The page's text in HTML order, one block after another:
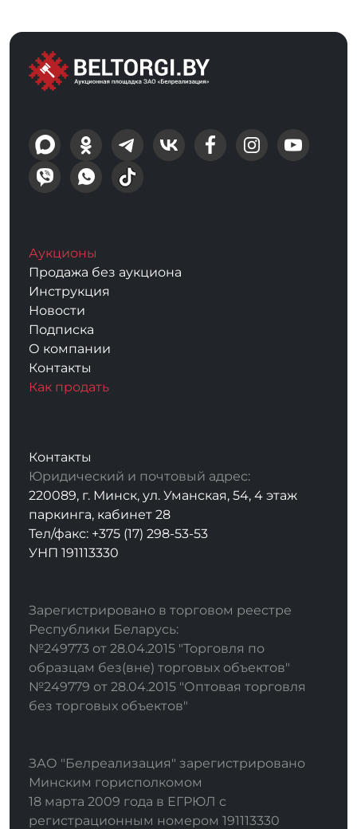
Аукционы
Продажа без аукциона
Инструкция
Новости
Подписка
О компании
Контакты
Как продать
Контакты
Юридический и почтовый адрес:
220089, г. Минск, ул. Уманская, 54, 4 этаж
паркинга, кабинет 28
Тел/факс: +375 (17) 298-53-53
УНП 191113330
Зарегистрировано в торговом реестре
Республики Беларусь:
№249773 от 28.04.2015 "Торговля по
образцам без(вне) торговых объектов"
№249779 от 28.04.2015 "Оптовая торговля
без торговых объектов"
ЗАО "Белреализация" зарегистрировано
Минским горисполкомом
18 марта 2009 года в ЕГРЮЛ с
регистрационным номером 191113330